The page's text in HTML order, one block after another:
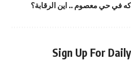
في حي معصوم .. اين الرقابة؟
Sign Up For